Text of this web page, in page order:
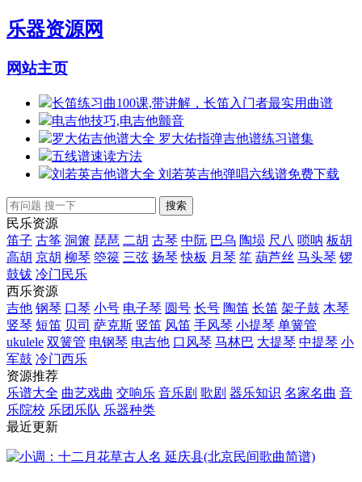
乐器资源网
网站主页
长笛练习曲100课,带讲解，长笛入门者最实用曲谱
电吉他技巧,电吉他颤音
罗大佑吉他谱大全 罗大佑指弹吉他谱练习谱集
五线谱速读方法
刘若英吉他谱大全 刘若英吉他弹唱六线谱免费下载
民乐资源
笛子 古筝 洞箫 琵琶 二胡 古琴 中阮 巴乌 陶埙 尺八 唢呐 板胡
高胡 京胡 柳琴 箜篌 三弦 扬琴 快板 月琴 笙 葫芦丝 马头琴 锣
鼓钹 冷门民乐
西乐资源
吉他 钢琴 口琴 小号 电子琴 圆号 长号 陶笛 长笛 架子鼓 木琴
竖琴 短笛 贝司 萨克斯 竖笛 风笛 手风琴 小提琴 单簧管
ukulele 双簧管 电钢琴 电吉他 口风琴 马林巴 大提琴 中提琴 小
军鼓 冷门西乐
资源推荐
乐谱大全 曲艺戏曲 交响乐 音乐剧 歌剧 器乐知识 名家名曲 音
乐院校 乐团乐队 乐器种类
最近更新